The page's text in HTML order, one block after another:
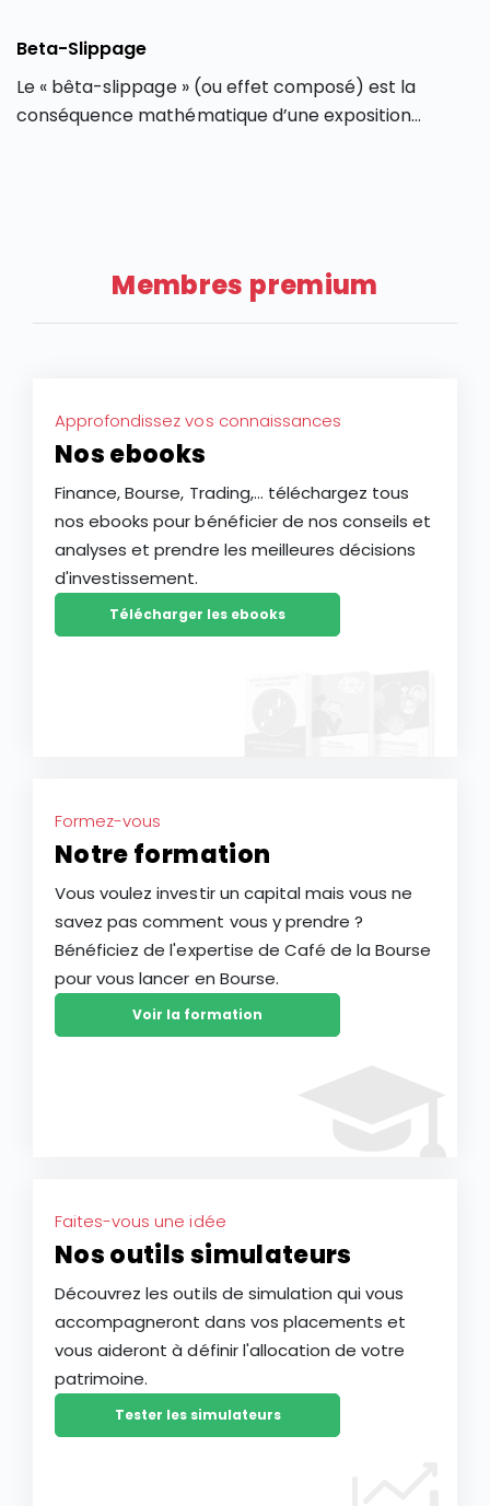
Beta-Slippage
Le « bêta-slippage » (ou effet composé) est la
conséquence mathématique d’une exposition
Membres premium
Approfondissez vos connaissances
Nos ebooks
Finance, Bourse, Trading,... téléchargez tous
nos ebooks pour bénéficier de nos conseils et
analyses et prendre les meilleures décisions
d'investissement.
Télécharger les ebooks
Formez-vous
Notre formation
Vous voulez investir un capital mais vous ne
savez pas comment vous y prendre ?
Bénéficiez de l'expertise de Café de la Bourse
pour vous lancer en Bourse.
Voir la formation
Faites-vous une idée
Nos outils simulateurs
Découvrez les outils de simulation qui vous
accompagneront dans vos placements et
vous aideront à définir l'allocation de votre
patrimoine.
Tester les simulateurs